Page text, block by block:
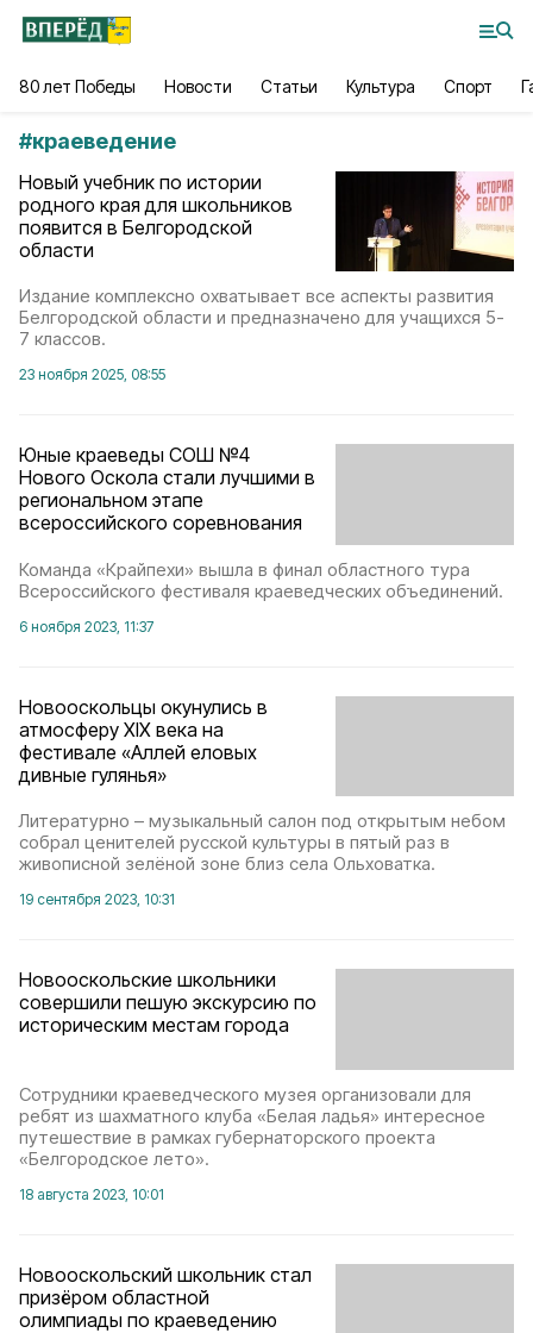
80 лет Победы Новости Статьи Культура Спорт
#краеведение
Новый учебник по истории
родного края для школьников
появится в Белгородской
области
Издание комплексно охватывает все аспекты развития
Белгородской области и предназначено для учащихся 5-
7 классов.
23 ноября 2025, 08:55
Юные краеведы СОШ №4
Нового Оскола стали лучшими в
региональном этапе
всероссийского соревнования
Команда «Крайпехи» вышла в финал областного тура
Всероссийского фестиваля краеведческих объединений.
6 ноября 2023, 11:37
Новооскольцы окунулись в
атмосферу XIX века на
фестивале «Аллей еловых
дивные гулянья»
Литературно – музыкальный салон под открытым небом
собрал ценителей русской культуры в пятый раз в
живописной зелёной зоне близ села Ольховатка.
19 сентября 2023, 10:31
Новооскольские школьники
совершили пешую экскурсию по
историческим местам города
Сотрудники краеведческого музея организовали для
ребят из шахматного клуба «Белая ладья» интересное
путешествие в рамках губернаторского проекта
«Белгородское лето».
18 августа 2023, 10:01
Новооскольский школьник стал
призёром областной
олимпиады по краеведению